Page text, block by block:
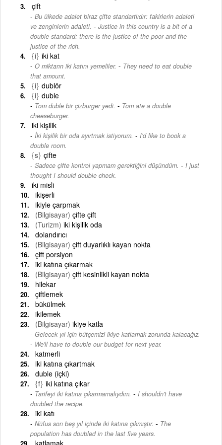
çift
Bu ülkede adalet biraz çifte standartlıdır: fakirlerin adaleti
ve zenginlerin adaleti. - Justice in this country is a bit of a
double standard: there is the justice of the poor and the
justice of the rich.
{i} iki kat
O miktarın iki katını yemeliler. - They need to eat double
that amount.
{i} dublör
{i} duble
Tom duble bir çizburger yedi. - Tom ate a double
cheeseburger.
iki kişilik
İki kişilik bir oda ayırtmak istiyorum. - I'd like to book a
double room.
{s} çifte
Sadece çifte kontrol yapmam gerektiğini düşündüm. - I just
thought I should double check.
iki misli
ikişerli
ikiyle çarpmak
(Bilgisayar) çifte çift
(Turizm) iki kişilik oda
dolandırıcı
(Bilgisayar) çift duyarlıklı kayan nokta
çift porsiyon
iki katına çıkarmak
(Bilgisayar) çift kesinlikli kayan nokta
hilekar
çiftlemek
bükülmek
ikilemek
(Bilgisayar) ikiye katla
Gelecek yıl için bütçemizi ikiye katlamak zorunda kalacağız.
- We'll have to double our budget for next year.
katmerli
iki katına çıkartmak
duble (içki)
{f} iki katına çıkar
Tarifeyi iki katına çıkarmamalıydım. - I shouldn't have
doubled the recipe.
iki katı
Nüfus son beş yıl içinde iki katına çıkmıştır. - The
population has doubled in the last five years.
katlamak